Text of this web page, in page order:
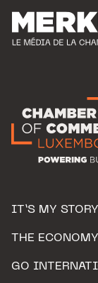
IT’S MY STORY
THE ECONOMY
GO